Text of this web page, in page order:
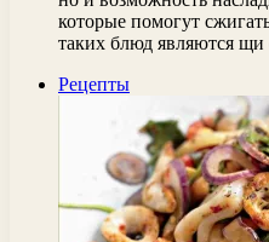
которые помогут
таких блюд являются
Рецепты